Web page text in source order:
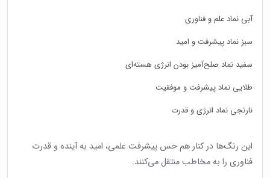
آبی نماد علم و فناوری
سبز نماد پیشرفت و امید
سفید نماد صلح‌آمیز بودن انرژی هسته‌ای
طلایی نماد پیشرفت و موفقیت
نارنجی نماد انرژی و قدرت
این رنگ‌ها در کنار هم حس پیشرفت علمی، امید به آینده و قدرت
فناوری را به مخاطب منتقل می‌کنند.